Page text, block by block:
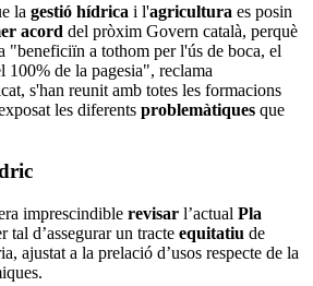
la gestió hídrica i l'agricultura es posin
acord del pròxim Govern català, perquè
"beneficiïn a tothom per l'ús de boca, el
100% de la pagesia", reclama
s'han reunit amb totes les formacions
les diferents problemàtiques que
imprescindible revisar l’actual Pla
tal d’assegurar un tracte equitatiu de
ajustat a la prelació d’usos respecte de la